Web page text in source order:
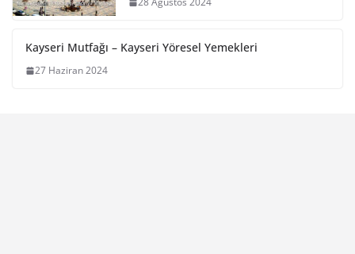
Kayseri Mutfağı – Kayseri Yöresel Yemekleri
27 Haziran 2024